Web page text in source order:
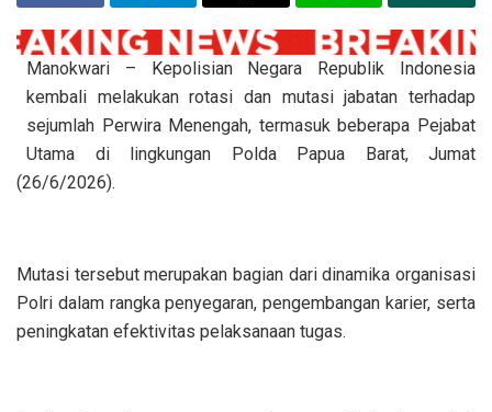
Manokwari – Kepolisian Negara Republik Indonesia
kembali melakukan rotasi dan mutasi jabatan terhadap
sejumlah Perwira Menengah, termasuk beberapa Pejabat
Utama di lingkungan Polda Papua Barat, Jumat
(26/6/2026).
‎Mutasi tersebut merupakan bagian dari dinamika organisasi
Polri dalam rangka penyegaran, pengembangan karier, serta
peningkatan efektivitas pelaksanaan tugas.